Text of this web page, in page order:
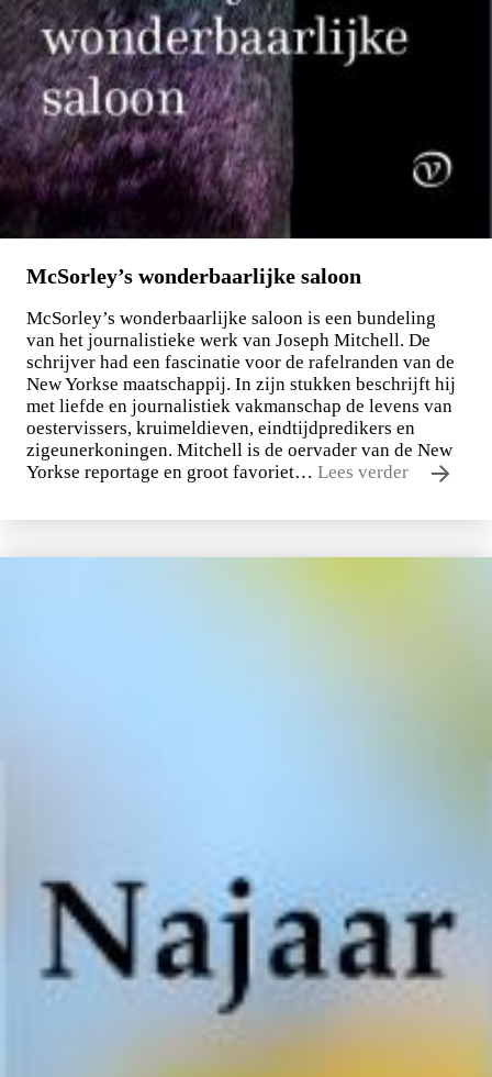
McSorley’s wonderbaarlijke saloon
McSorley’s wonderbaarlijke saloon is een bundeling
van het journalistieke werk van Joseph Mitchell. De
schrijver had een fascinatie voor de rafelranden van de
New Yorkse maatschappij. In zijn stukken beschrijft hij
met liefde en journalistiek vakmanschap de levens van
oestervissers, kruimeldieven, eindtijdpredikers en
zigeunerkoningen. Mitchell is de oervader van de New
Yorkse reportage en groot favoriet… Lees verder